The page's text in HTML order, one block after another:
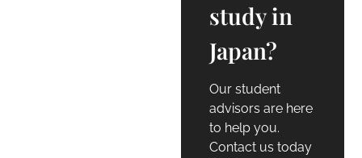
study in
Japan?
Our student
advisors are here
to help you.
Contact us today